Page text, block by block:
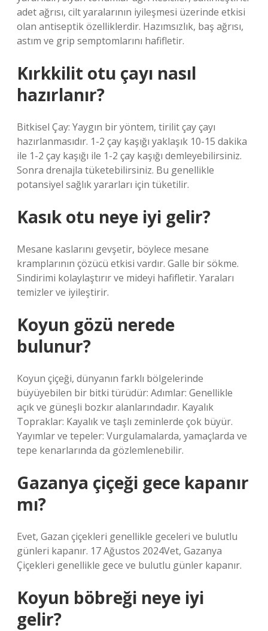
adet ağrısı, cilt yaralarının iyileşmesi üzerinde etkisi
olan antiseptik özelliklerdir. Hazımsızlık, baş ağrısı,
astım ve grip semptomlarını hafifletir.
Kırkkilit otu çayı nasıl
hazırlanır?
Bitkisel Çay: Yaygın bir yöntem, tirilit çay çayı
hazırlanmasıdır. 1-2 çay kaşığı yaklaşık 10-15 dakika
ile 1-2 çay kaşığı ile 1-2 çay kaşığı demleyebilirsiniz.
Sonra drenajla tüketebilirsiniz. Bu genellikle
potansiyel sağlık yararları için tüketilir.
Kasık otu neye iyi gelir?
Mesane kaslarını gevşetir, böylece mesane
kramplarının çözücü etkisi vardır. Galle bir sökme.
Sindirimi kolaylaştırır ve mideyi hafifletir. Yaraları
temizler ve iyileştirir.
Koyun gözü nerede
bulunur?
Koyun çiçeği, dünyanın farklı bölgelerinde
büyüyebilen bir bitki türüdür: Adımlar: Genellikle
açık ve güneşli bozkır alanlarındadır. Kayalık
Topraklar: Kayalık ve taşlı zeminlerde çok büyür.
Yayımlar ve tepeler: Vurgulamalarda, yamaçlarda ve
tepe kenarlarında da gözlemlenebilir.
Gazanya çiçeği gece kapanır
mı?
Evet, Gazan çiçekleri genellikle geceleri ve bulutlu
günleri kapanır. 17 Ağustos 2024Vet, Gazanya
Çiçekleri genellikle gece ve bulutlu günler kapanır.
Koyun böbreği neye iyi
gelir?